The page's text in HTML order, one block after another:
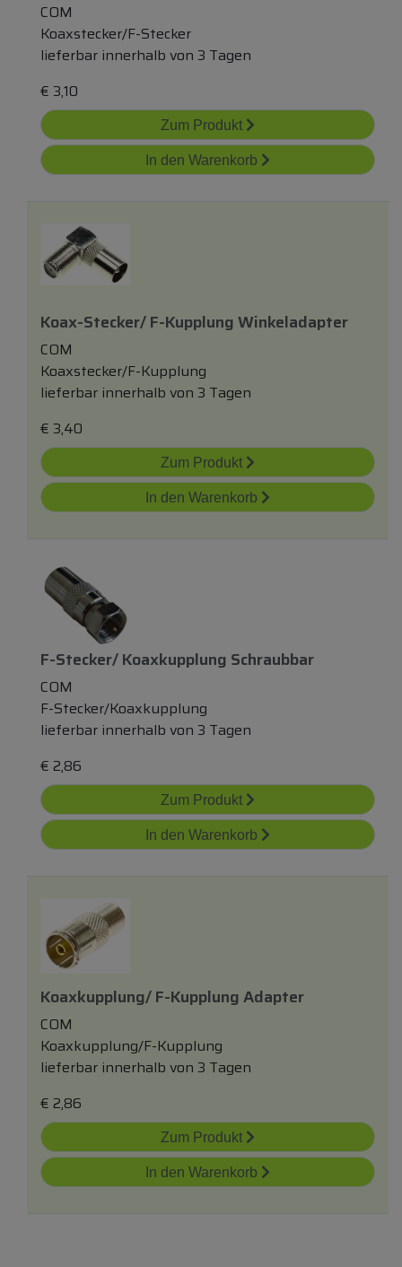
COM
Koaxstecker/F-Stecker
lieferbar innerhalb von 3 Tagen
€ 3,10
Zum Produkt
In den Warenkorb
Koax-Stecker/ F-Kupplung Winkeladapter
COM
Koaxstecker/F-Kupplung
lieferbar innerhalb von 3 Tagen
€ 3,40
Zum Produkt
In den Warenkorb
F-Stecker/ Koaxkupplung Schraubbar
COM
F-Stecker/Koaxkupplung
lieferbar innerhalb von 3 Tagen
€ 2,86
Zum Produkt
In den Warenkorb
Koaxkupplung/ F-Kupplung Adapter
COM
Koaxkupplung/F-Kupplung
lieferbar innerhalb von 3 Tagen
€ 2,86
Zum Produkt
In den Warenkorb